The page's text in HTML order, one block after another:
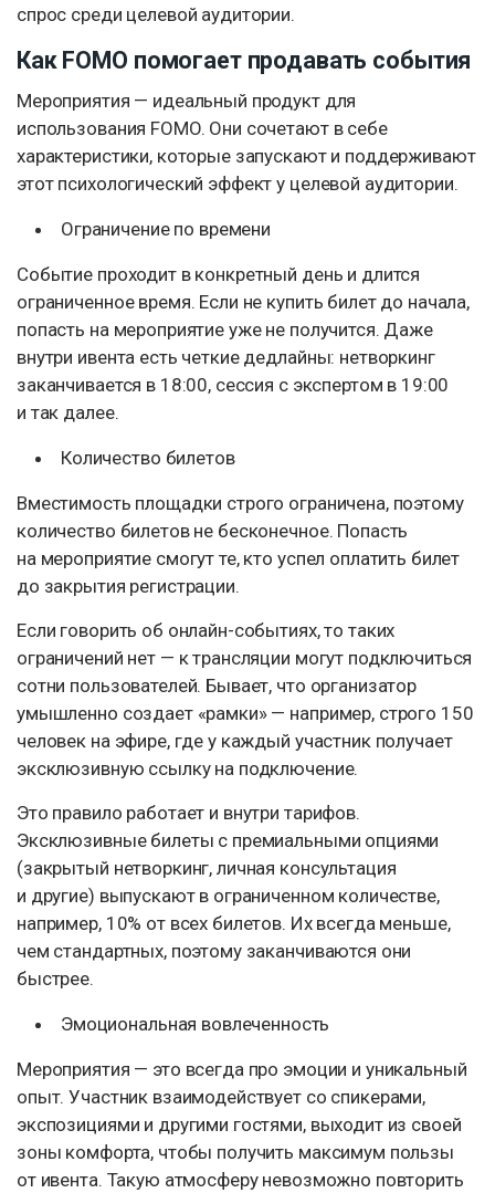
спрос среди целевой аудитории.
Как FOMO помогает продавать события
Мероприятия — идеальный продукт для
использования FOMO. Они сочетают в себе
характеристики, которые запускают и поддерживают
этот психологический эффект у целевой аудитории.
Ограничение по времени
Событие проходит в конкретный день и длится
ограниченное время. Если не купить билет до начала,
попасть на мероприятие уже не получится. Даже
внутри ивента есть четкие дедлайны: нетворкинг
заканчивается в 18:00, сессия с экспертом в 19:00
и так далее.
Количество билетов
Вместимость площадки строго ограничена, поэтому
количество билетов не бесконечное. Попасть
на мероприятие смогут те, кто успел оплатить билет
до закрытия регистрации.
Если говорить об онлайн-событиях, то таких
ограничений нет — к трансляции могут подключиться
сотни пользователей. Бывает, что организатор
умышленно создает «рамки» — например, строго 150
человек на эфире, где у каждый участник получает
эксклюзивную ссылку на подключение.
Это правило работает и внутри тарифов.
Эксклюзивные билеты с премиальными опциями
(закрытый нетворкинг, личная консультация
и другие) выпускают в ограниченном количестве,
например, 10% от всех билетов. Их всегда меньше,
чем стандартных, поэтому заканчиваются они
быстрее.
Эмоциональная вовлеченность
Мероприятия — это всегда про эмоции и уникальный
опыт. Участник взаимодействует со спикерами,
экспозициями и другими гостями, выходит из своей
зоны комфорта, чтобы получить максимум пользы
от ивента. Такую атмосферу невозможно повторить